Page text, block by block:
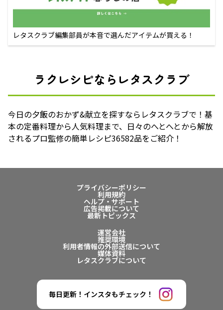
レタスクラブ編集部員が本音で選んだアイテムが買える！
ラクレシピならレタスクラブ
今日の夕飯のおかず&献立を探すならレタスクラブで！基
本の定番料理から人気料理まで、日々のへとへとから解放
されるプロ監修の簡単レシピ36582品をご紹介！
プライバシーポリシー
利用規約
ヘルプ・サポート
広告掲載について
最新トピックス
運営会社
推奨環境
利用者情報の外部送信について
媒体資料
レタスクラブについて
毎日更新！インスタもチェック！